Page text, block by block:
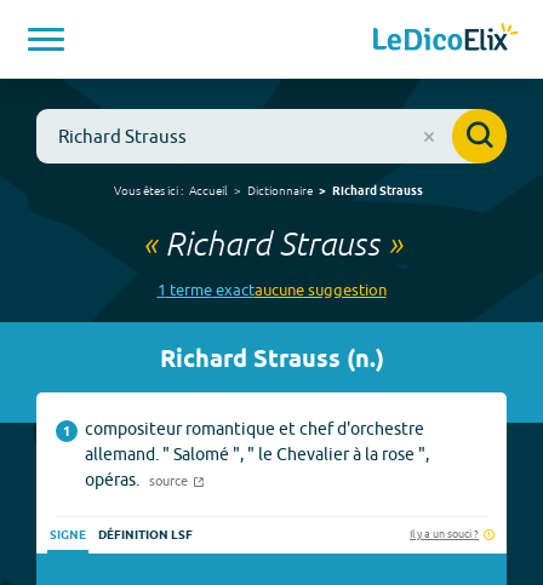
Vous êtes ici : Accueil Dictionnaire Richard Strauss
« Richard Strauss»
1 termeexactaucunesuggestion
Richard Strauss (n.)
1
compositeur romantique et chef d'orchestre
allemand. " Salomé ", " le Chevalier à la rose ",
opéras.
source
SIGNE DÉFINITION LSF Il y a un souci ?